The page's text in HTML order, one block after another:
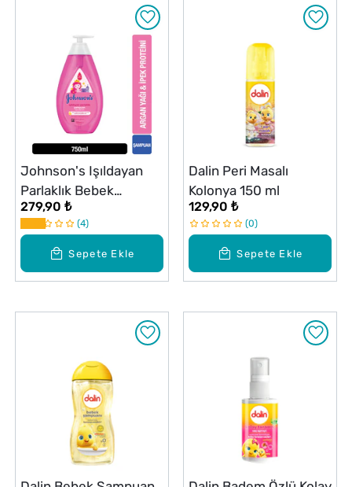
Sepete Ekle
Johnson's Işıldayan
Parlaklık Bebek
Şampuanı 750 ml
279,90 ₺
4
Sepete Ekle
Dalin Peri Masalı
Kolonya 150 ml
129,90 ₺
0